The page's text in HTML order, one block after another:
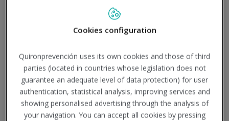
SALUD Y EMPRESA
SECTORES DE ACTIVIDAD
11
Cookies configuration
Quironprevención uses its own cookies and those of third
parties (located in countries whose legislation does not
guarantee an adequate level of data protection) for user
authentication, statistical analysis, improving services and
showing personalised advertising through the analysis of
your navigation. You can accept all cookies by pressing